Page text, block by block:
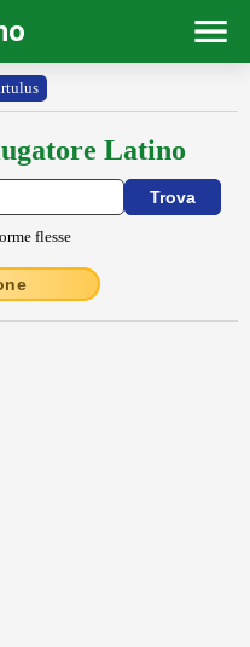
Latino
flesse